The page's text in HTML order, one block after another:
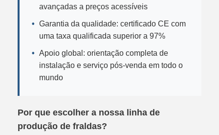
avançadas a preços acessíveis
Garantia da qualidade: certificado CE com
uma taxa qualificada superior a 97%
Apoio global: orientação completa de
instalação e serviço pós-venda em todo o
mundo
Por que escolher a nossa linha de
produção de fraldas?